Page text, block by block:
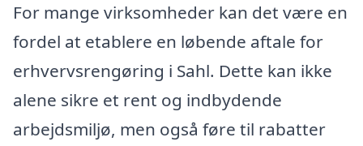
For mange virksomheder kan det være en
fordel at etablere en løbende aftale for
erhvervsrengøring i Sahl. Dette kan ikke
alene sikre et rent og indbydende
arbejdsmiljø, men også føre til rabatter